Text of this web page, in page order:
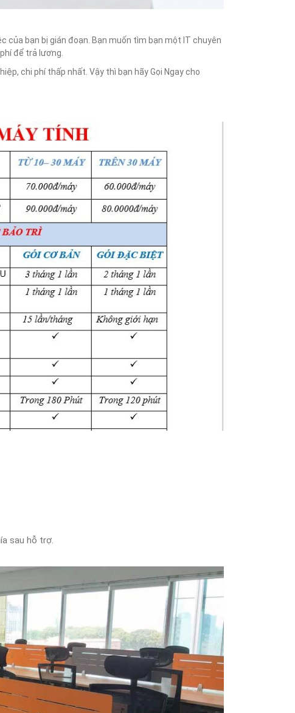
của bạn bị gián đoạn. Bạn muốn tìm bạn một IT chuyên
để trả lương.
chi phí thấp nhất. Vậy thì bạn hãy Gọi Ngay cho
sau hỗ trợ.